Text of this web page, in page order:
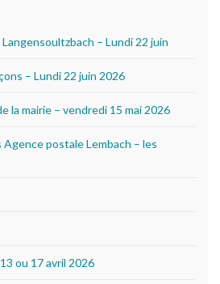
– Lundi 22 juin
– Lundi 22 juin 2026
la mairie – vendredi 15 mai 2026
postale Lembach – les
ou 17 avril 2026